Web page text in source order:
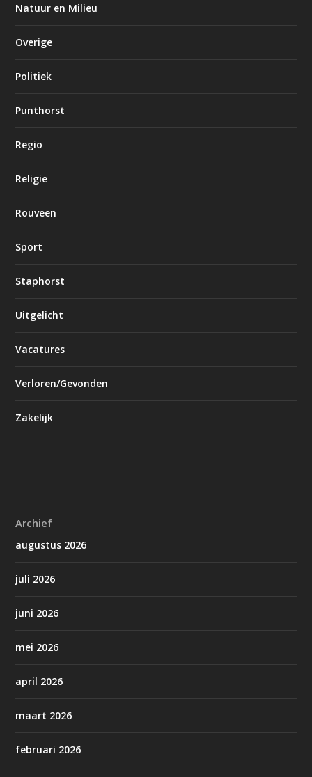
Natuur en Milieu
Overige
Politiek
Punthorst
Regio
Religie
Rouveen
Sport
Staphorst
Uitgelicht
Vacatures
Verloren/Gevonden
Zakelijk
Archief
augustus 2026
juli 2026
juni 2026
mei 2026
april 2026
maart 2026
februari 2026